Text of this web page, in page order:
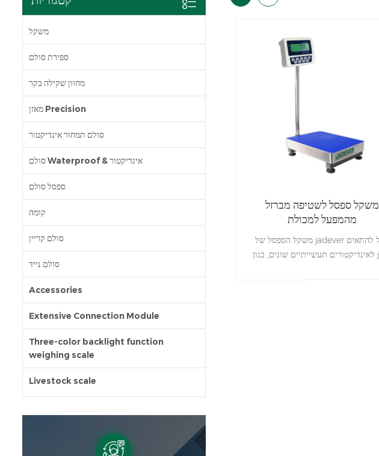
משקל
ספירת סולם
מחוון שקילה בקר
מאזן Precision
סולם תמחור אינדיקטור
סולם Waterproof & אינדיקטור
ספסל סולם
קומה
סולם קריין
סולם נייד
Accessories
Extensive Connection Module
Three-color backlight function
weighing scale
Livestock scale
משקל ספסל לשטיפה מברזל
מהמפעל למכולת
משקל הספסל של jadever יכול להתאים
לאינדיקטורים תעשייתיים שונים, כגון jwi-